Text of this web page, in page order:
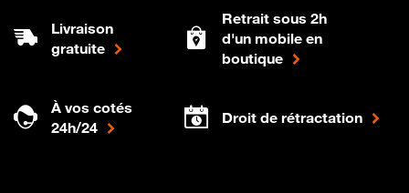
Livraison
gratuite
Retrait sous 2h
d'un mobile en
boutique
À vos cotés
24h/24
Droit de rétractation